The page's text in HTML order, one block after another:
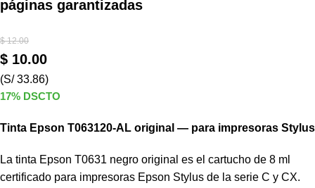
páginas garantizadas
$12.00
$ 10.00
(S/ 33.86)
17% DSCTO
Tinta Epson T063120-AL original — para impresoras Stylus
La tinta Epson T0631 negro original es el cartucho de 8 ml
certificado para impresoras Epson Stylus de la serie C y CX.